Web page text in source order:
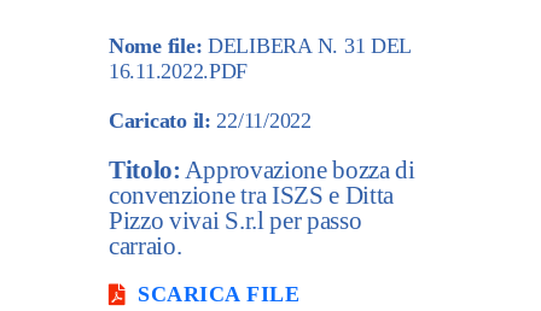
Nome file: DELIBERA N. 31 DEL
16.11.2022.PDF
Caricato il: 22/11/2022
Titolo: Approvazione bozza di
convenzione tra ISZS e Ditta
Pizzo vivai S.r.l per passo
carraio.
SCARICA FILE